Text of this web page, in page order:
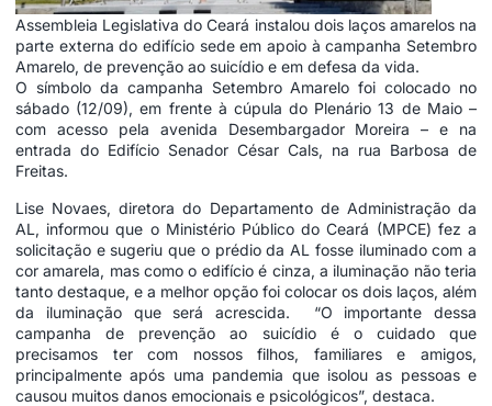
Assembleia Legislativa do Ceará instalou dois laços amarelos na
parte externa do edifício sede em apoio à campanha Setembro
Amarelo, de prevenção ao suicídio e em defesa da vida.
O símbolo da campanha Setembro Amarelo foi colocado no
sábado (12/09), em frente à cúpula do Plenário 13 de Maio –
com acesso pela avenida Desembargador Moreira – e na
entrada do Edifício Senador César Cals, na rua Barbosa de
Freitas.
Lise Novaes, diretora do Departamento de Administração da
AL, informou que o Ministério Público do Ceará (MPCE) fez a
solicitação e sugeriu que o prédio da AL fosse iluminado com a
cor amarela, mas como o edifício é cinza, a iluminação não teria
tanto destaque, e a melhor opção foi colocar os dois laços, além
da iluminação que será acrescida. “O importante dessa
campanha de prevenção ao suicídio é o cuidado que
precisamos ter com nossos filhos, familiares e amigos,
principalmente após uma pandemia que isolou as pessoas e
causou muitos danos emocionais e psicológicos”, destaca.